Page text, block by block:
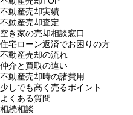
不動産売却実績
不動産売却査定
空き家の売却相談窓口
住宅ローン返済でお困りの方
不動産売却の流れ
仲介と買取の違い
不動産売却時の諸費用
少しでも高く売るポイント
よくある質問
相続相談